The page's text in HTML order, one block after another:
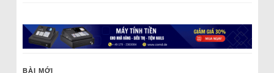
BÀI MỚI